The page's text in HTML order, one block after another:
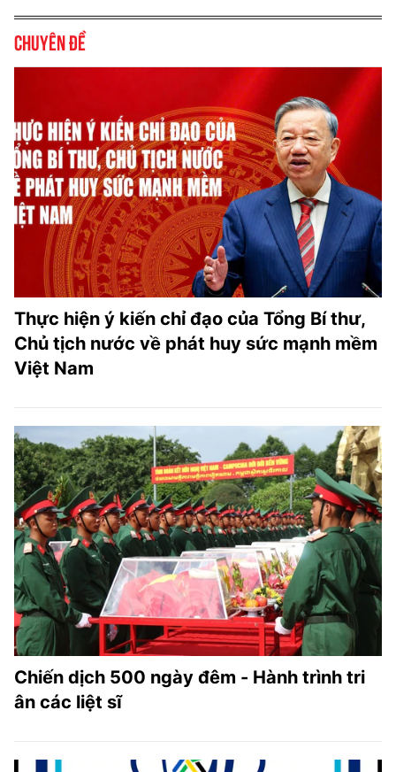
Chuyên đề
Thực hiện ý kiến chỉ đạo của Tổng Bí thư,
Chủ tịch nước về phát huy sức mạnh mềm
Việt Nam
Chiến dịch 500 ngày đêm - Hành trình tri
ân các liệt sĩ